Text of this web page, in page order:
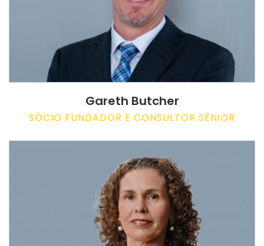
Gareth Butcher
SÓCIO FUNDADOR E CONSULTOR SÊNIOR